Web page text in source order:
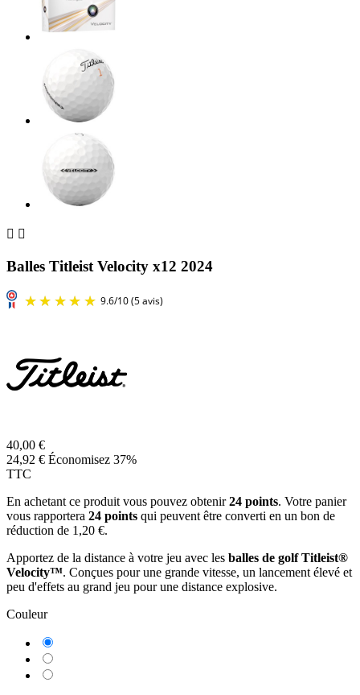
 
Balles Titleist Velocity x12 2024
40,00 €
24,92 € Économisez 37%
TTC
En achetant ce produit vous pouvez obtenir24 points. Votre panier
vous rapportera 24 points qui peuvent être converti en un bon de
réduction de 1,20 €.
Apportez de la distance à votre jeu avec les balles de golf Titleist®
Velocity™. Conçues pour une grande vitesse, un lancement élevé et
peu d'effets au grand jeu pour une distance explosive.
Couleur